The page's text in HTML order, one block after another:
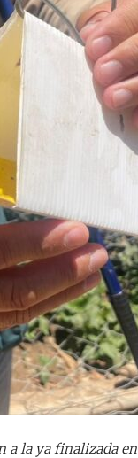
a la ya finalizada